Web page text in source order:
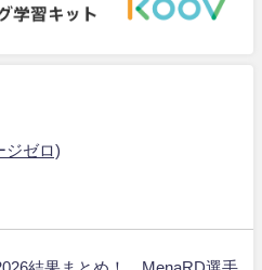
ジゼロ)